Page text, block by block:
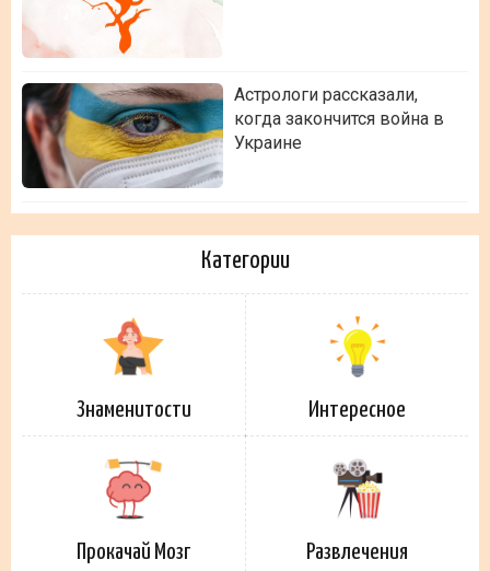
Астрологи рассказали,
когда закончится война в
Украине
Категории
Знаменитости Интересное
Прокачай Мозг Развлечения